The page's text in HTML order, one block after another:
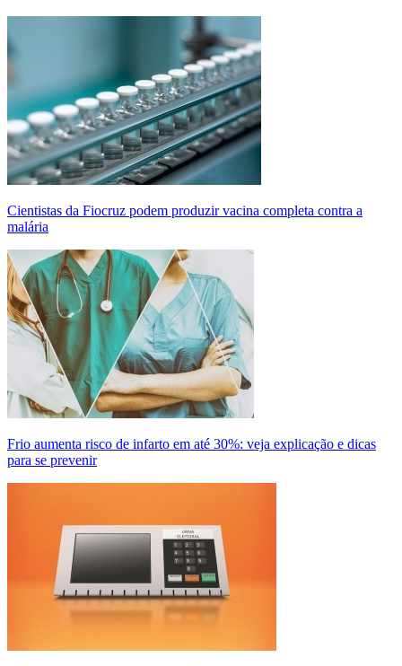
Cientistas da Fiocruz podem produzir vacina completa contra a
malária
Frio aumenta risco de infarto em até 30%: veja explicação e dicas
para se prevenir